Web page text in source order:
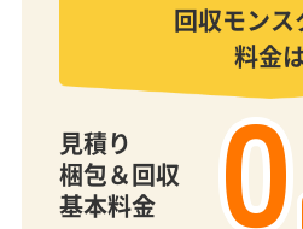
回収モンス
料金
見積り
梱包＆回収
基本料金
0